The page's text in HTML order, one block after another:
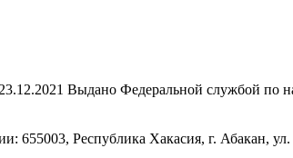
Выдано Федеральной службой по
Республика Хакасия, г. Абакан,